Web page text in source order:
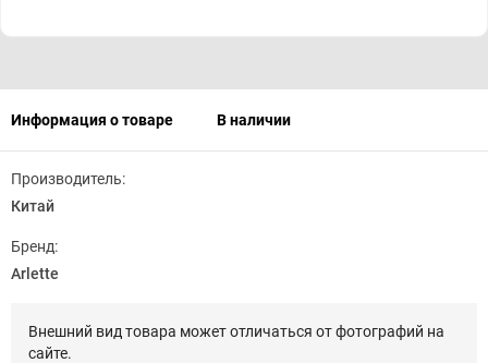
Информация о товаре В наличии
Производитель:
Китай
Бренд:
Arlette
Внешний вид товара может отличаться от фотографий на
сайте.